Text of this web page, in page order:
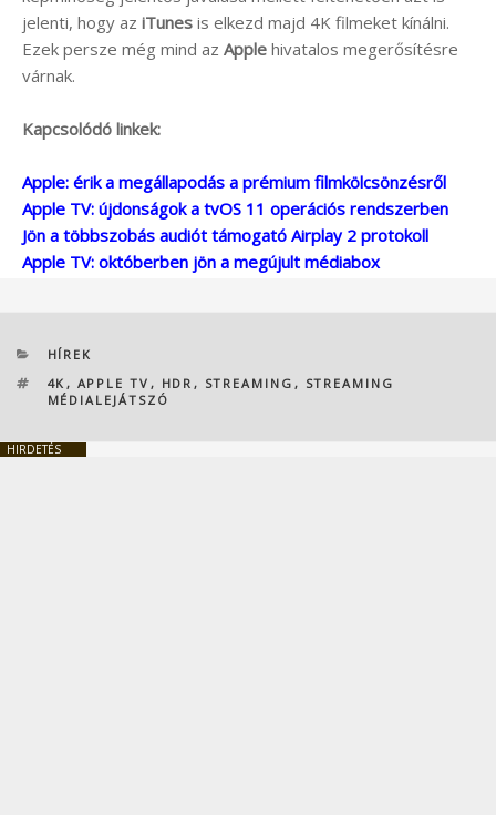
jelenti, hogy az iTunes is elkezd majd 4K filmeket kínálni.
Ezek persze még mind az Apple hivatalos megerősítésre
várnak.
Kapcsolódó linkek:
Apple: érik a megállapodás a prémium filmkölcsönzésről
Apple TV: újdonságok a tvOS 11 operációs rendszerben
Jön a többszobás audiót támogató Airplay 2 protokoll
Apple TV: októberben jön a megújult médiabox
KATEGÓRIÁK
HÍREK
CÍMKÉK
4K , APPLE TV , HDR , STREAMING , STREAMING
MÉDIALEJÁTSZÓ
HIRDETÉS